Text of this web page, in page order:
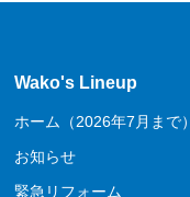
Wako's Lineup
ホーム（2026年7月まで）
お知らせ
緊急リフォーム